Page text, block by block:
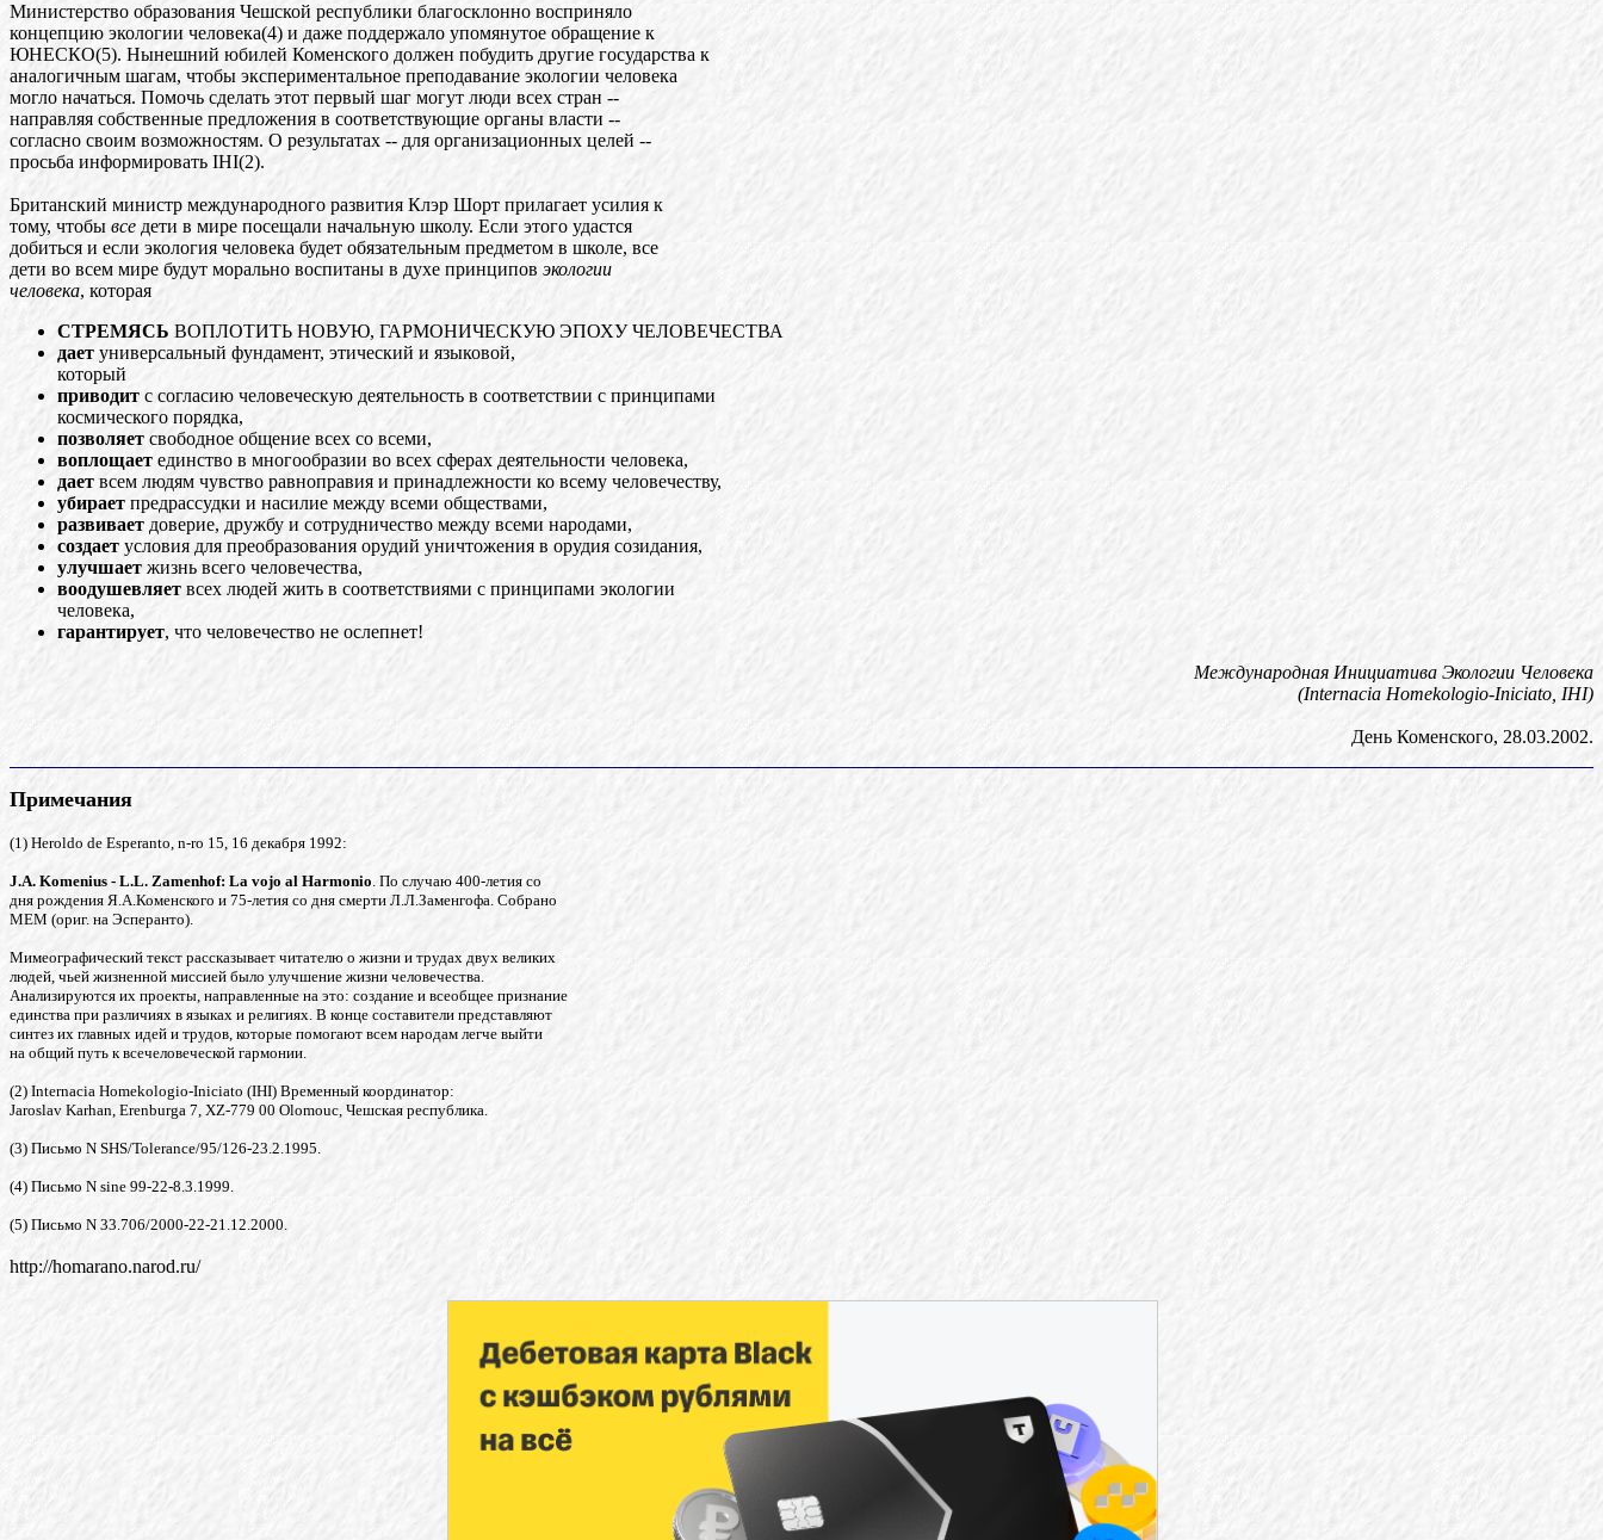
Министерство образования Чешской республики благосклонно восприняло
концепцию экологии человека(4) и даже поддержало упомянутое обращение к
ЮНЕСКО(5). Нынешний юбилей Коменского должен побудить другие государства к
аналогичным шагам, чтобы экспериментальное преподавание экологии человека
могло начаться. Помочь сделать этот первый шаг могут люди всех стран --
направляя собственные предложения в соответствующие органы власти --
согласно своим возможностям. О результатах -- для организационных целей --
просьба информировать IHI(2).
Британский министр международного развития Клэр Шорт прилагает усилия к
тому, чтобы все дети в мире посещали начальную школу. Если этого удастся
добиться и если экология человека будет обязательным предметом в школе, все
дети во всем мире будут морально воспитаны в духе принципов экологии
человека, которая
СТРЕМЯСЬ ВОПЛОТИТЬ НОВУЮ, ГАРМОНИЧЕСКУЮ ЭПОХУ ЧЕЛОВЕЧЕСТВА
дает универсальный фундамент, этический и языковой,
который
приводит с согласию человеческую деятельность в соответствии с принципами
космического порядка,
позволяет свободное общение всех со всеми,
воплощает единство в многообразии во всех сферах деятельности человека,
дает всем людям чувство равноправия и принадлежности ко всему человечеству,
убирает предрассудки и насилие между всеми обществами,
развивает доверие, дружбу и сотрудничество между всеми народами,
создает условия для преобразования орудий уничтожения в орудия созидания,
улучшает жизнь всего человечества,
воодушевляет всех людей жить в соответствиями с принципами экологии
человека,
гарантирует, что человечество не ослепнет!
Международная Инициатива Экологии Человека
(Internacia Homekologio-Iniciato, IHI)
День Коменского, 28.03.2002.
Примечания
(1) Heroldo de Esperanto, n-ro 15, 16 декабря 1992:
J.A. Komenius - L.L. Zamenhof: La vojo al Harmonio. По случаю 400-летия со
дня рождения Я.А.Коменского и 75-летия со дня смерти Л.Л.Заменгофа. Собрано
MEM (ориг. на Эсперанто).
Мимеографический текст рассказывает читателю о жизни и трудах двух великих
людей, чьей жизненной миссией было улучшение жизни человечества.
Анализируются их проекты, направленные на это: создание и всеобщее признание
единства при различиях в языках и религиях. В конце составители представляют
синтез их главных идей и трудов, которые помогают всем народам легче выйти
на общий путь к всечеловеческой гармонии.
(2) Internacia Homekologio-Iniciato (IHI) Временный координатор:
Jaroslav Karhan, Erenburga 7, XZ-779 00 Olomouc, Чешская республика.
(3) Письмо N SHS/Tolerance/95/126-23.2.1995.
(4) Письмо N sine 99-22-8.3.1999.
(5) Письмо N 33.706/2000-22-21.12.2000.
http://homarano.narod.ru/